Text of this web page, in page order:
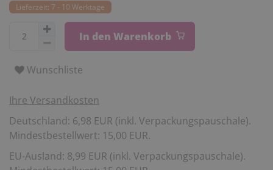
Lieferzeit: 7 - 10 Werktage
In den Warenkorb
Wunschliste
Ihre Versandkosten
Deutschland: 6,98 EUR (inkl. Verpackungspauschale).
Mindestbestellwert: 15,00 EUR.
EU-Ausland: 8,99 EUR (inkl. Verpackungspauschale).